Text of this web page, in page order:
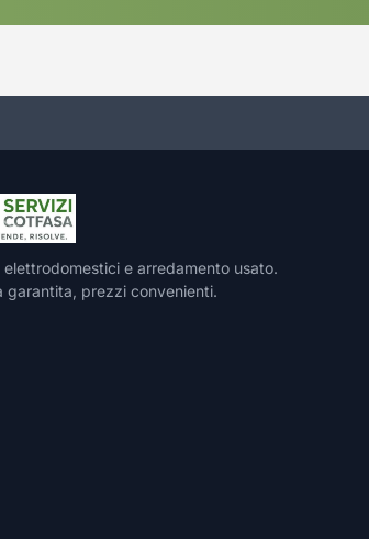
elettrodomestici e arredamento usato.
garantita, prezzi convenienti.